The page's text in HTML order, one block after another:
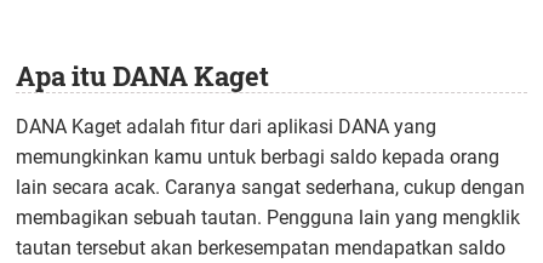
Apa itu DANA Kaget
DANA Kaget adalah fitur dari aplikasi DANA yang
memungkinkan kamu untuk berbagi saldo kepada orang
lain secara acak. Caranya sangat sederhana, cukup dengan
membagikan sebuah tautan. Pengguna lain yang mengklik
tautan tersebut akan berkesempatan mendapatkan saldo